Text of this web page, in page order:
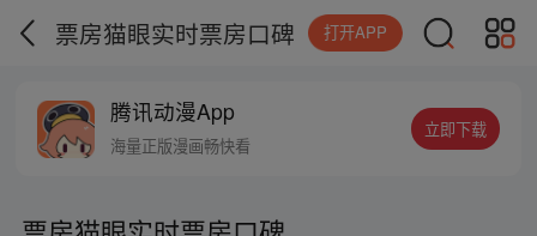
票房猫眼实时票房口碑 打开APP
腾讯动漫App
海量正版漫画畅快看
立即下载